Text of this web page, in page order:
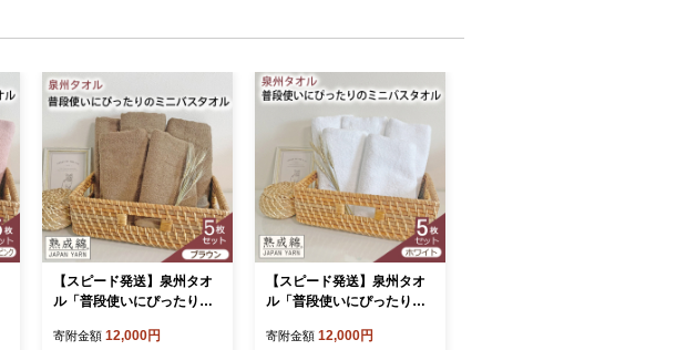
【スピード発送】泉州タオ
ル「普段使いにぴったりの
ト（ブラウン）【泉州タオ
寄附金額 12,000円
【スピード発送】泉州タオ
ル「普段使いにぴったりの
ト（ホワイト）【泉州タオ
寄附金額 12,000円